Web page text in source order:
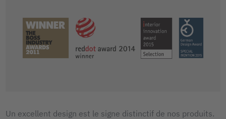
Un excellent design est le signe distinctif de nos produits.